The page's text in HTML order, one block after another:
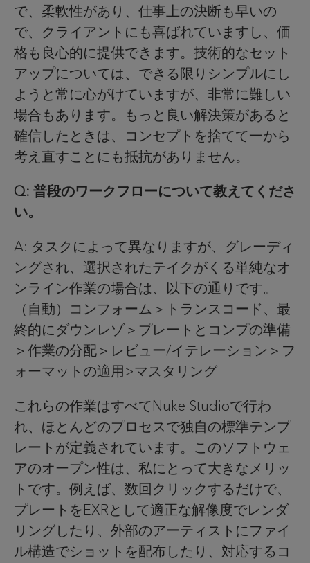
で、柔軟性があり、仕事上の決断も早いの
で、クライアントにも喜ばれていますし、価
格も良心的に提供できます。技術的なセット
アップについては、できる限りシンプルにし
ようと常に心がけていますが、非常に難しい
場合もあります。もっと良い解決策があると
確信したときは、コンセプトを捨てて一から
考え直すことにも抵抗がありません。
Q: 普段のワークフローについて教えてくださ
い。
A: タスクによって異なりますが、グレーディ
ングされ、選択されたテイクがくる単純なオ
ンライン作業の場合は、以下の通りです。
（自動）コンフォーム＞トランスコード、最
終的にダウンレゾ＞プレートとコンプの準備
＞作業の分配＞レビュー/イテレーション＞フ
ォーマットの適用>マスタリング
これらの作業はすべてNuke Studioで行わ
れ、ほとんどのプロセスで独自の標準テンプ
レートが定義されています。このソフトウェ
アのオープン性は、私にとって大きなメリッ
トです。例えば、数回クリックするだけで、
プレートをEXRとして適正な解像度でレンダ
リングしたり、外部のアーティストにファイ
ル構造でショットを配布したり、対応するコ